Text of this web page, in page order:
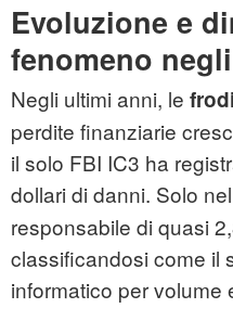
Evoluzione e
fenomeno
Negli ultimi anni, le
perdite finanziarie
il solo FBI IC3 ha
dollari di danni. Solo
responsabile di quasi
classificandosi come il
informatico per volume